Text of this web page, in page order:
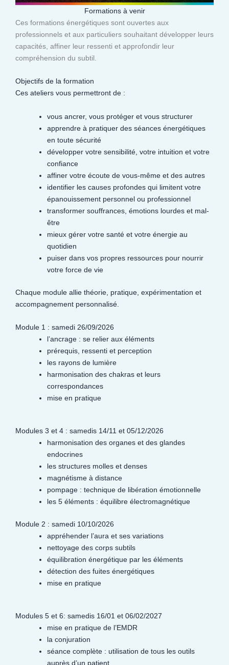
Formations à venir
Ces formations énergétiques sont ouvertes aux
professionnels et aux particuliers souhaitant développer leurs
capacités, affiner leur ressenti et approfondir leur
compréhension du subtil.​
Objectifs de la formation
Ces ateliers vous permettront de :
vous ancrer, vous protéger et vous structurer
apprendre à pratiquer des séances énergétiques
en toute sécurité
développer votre sensibilité, votre intuition et votre
confiance
affiner votre écoute de vous-même et des autres
identifier les causes profondes qui limitent votre
épanouissement personnel ou professionnel
transformer souffrances, émotions lourdes et mal-
être
mieux gérer votre santé et votre énergie au
quotidien
puiser dans vos propres ressources pour nourrir
votre force de vie
Chaque module allie théorie, pratique, expérimentation et
accompagnement personnalisé.
Module 1 : samedi 26/09/2026
l’ancrage : se relier aux éléments
prérequis, ressenti et perception
les rayons de lumière
harmonisation des chakras et leurs
correspondances
mise en pratique
Modules 3 et 4 : samedis 14/11 et 05/12/2026
harmonisation des organes et des glandes
endocrines
les structures molles et denses
magnétisme à distance
pompage : technique de libération émotionnelle
les 5 éléments : équilibre électromagnétique
Module 2 : samedi 10/10/2026
appréhender l’aura et ses variations
nettoyage des corps subtils
équilibration énergétique par les éléments
détection des fuites énergétiques
mise en pratique
Modules 5 et 6: samedis 16/01 et 06/02/2027
mise en pratique de l’EMDR
la conjuration
séance complète : utilisation de tous les outils
auprès d’un patient